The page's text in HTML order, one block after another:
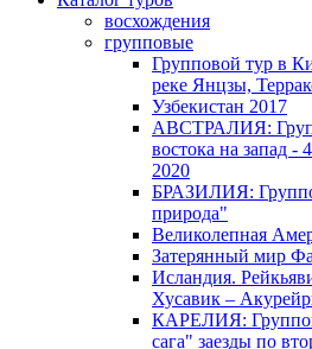
восхождения
групповые
Групповой тур в
реке Янцзы,
Узбекистан 2017
АВСТРАЛИЯ:
востока на запад -
2020
БРАЗИЛИЯ:
природа"
Великолепная
Затерянный мир
Исландия.
Хусавик –
КАРЕЛИЯ:
сага" заезды по